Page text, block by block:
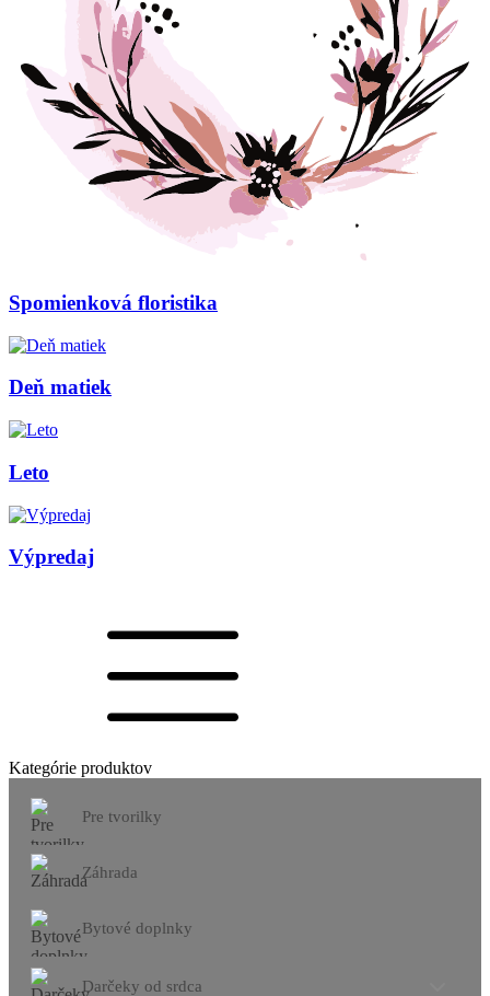
Spomienková floristika
Deň matiek
Leto
Výpredaj
Kategórie produktov
Pre tvorilky
Záhrada
Bytové doplnky
Darčeky od srdca